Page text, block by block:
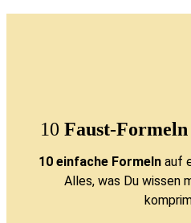
10 Faust-Formeln
10 einfache Formeln auf
Alles, was Du wissen